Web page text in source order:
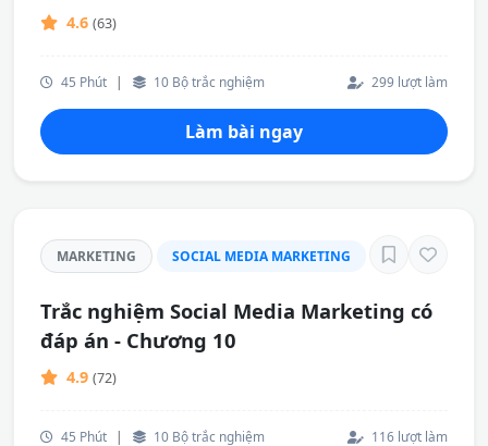
4.6 (63)
45 Phút | 10 Bộ trắc nghiệm 299 lượt làm
Làm bài ngay
MARKETING SOCIAL MEDIA MARKETING
Trắc nghiệm Social Media Marketing có
đáp án - Chương 10
4.9 (72)
45 Phút | 10 Bộ trắc nghiệm 116 lượt làm